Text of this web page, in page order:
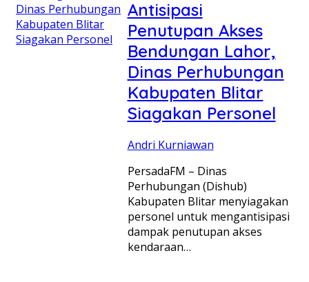
Antisipasi
Penutupan Akses
Bendungan Lahor,
Dinas Perhubungan
Kabupaten Blitar
Siagakan Personel
Andri Kurniawan
PersadaFM – Dinas
Perhubungan (Dishub)
Kabupaten Blitar menyiagakan
personel untuk mengantisipasi
dampak penutupan akses
kendaraan…